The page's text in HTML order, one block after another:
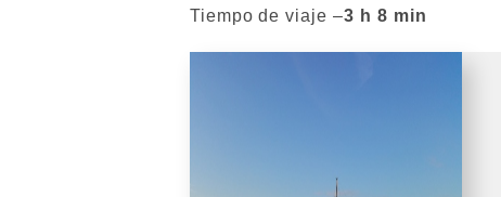
Tiempo de viaje –3 h 8 min